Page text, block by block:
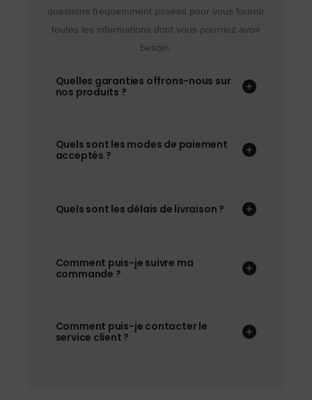
questions fréquemment posées pour vous fournir
toutes les informations dont vous pourriez avoir
besoin.
Quelles garanties offrons-nous sur
nos produits ?
Quels sont les modes de paiement
acceptés ?
Quels sont les délais de livraison ?
Comment puis-je suivre ma
commande ?
Comment puis-je contacter le
service client ?